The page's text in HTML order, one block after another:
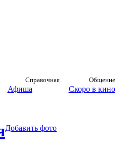
Справочная Общение
Афиша Скоро в кино
Добавить фото